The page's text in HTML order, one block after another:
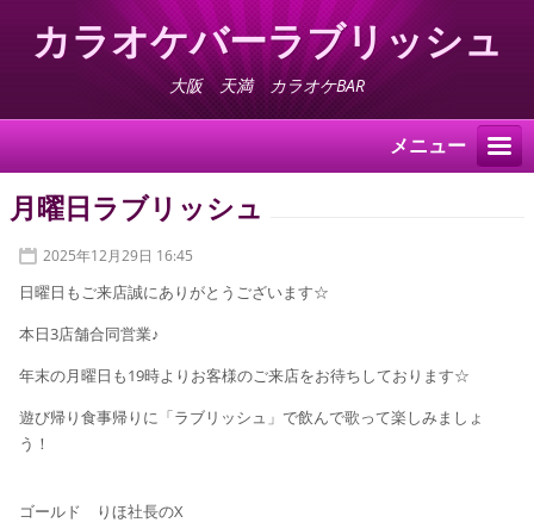
カラオケバーラブリッシュ
大阪 天満 カラオケBAR
メニュー
月曜日ラブリッシュ
2025年12月29日 16:45
日曜日もご来店誠にありがとうございます☆
本日3店舗合同営業♪
年末の月曜日も19時よりお客様のご来店をお待ちしております☆
遊び帰り食事帰りに「ラブリッシュ」で飲んで歌って楽しみましょ
う！
ゴールド りほ社長のX